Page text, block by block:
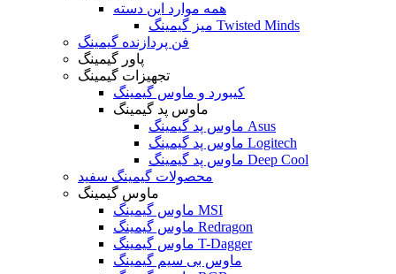
همه موارد این دسته
میز گیمینگ Twisted Minds
فن پردازنده گیمینگ
پاور گیمینگ
تجهیزات گیمینگ
کیبورد و ماوس گیمینگ
ماوس پد گیمینگ
ماوس پد گیمینگ Asus
ماوس پد گیمینگ Logitech
ماوس پد گیمینگ Deep Cool
محصولات گیمینگ سفید
ماوس گیمینگ
ماوس گیمینگ MSI
ماوس گیمینگ Redragon
ماوس گیمینگ T-Dagger
ماوس بی سیم گیمینگ